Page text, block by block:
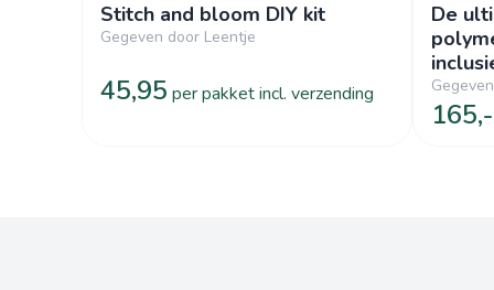
Stitch and bloom DIY kit
Gegeven door Leentje
45,95 per pakket incl. verzending
De
165,-